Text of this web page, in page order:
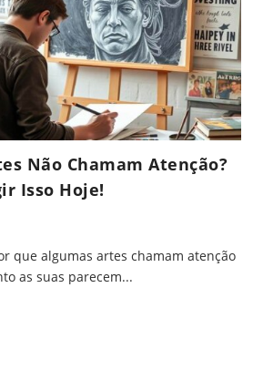
Não Chamam Atenção?
Isso Hoje!
que algumas artes chamam atenção
as suas parecem...